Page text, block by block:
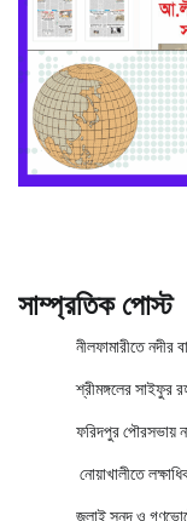
সাম্প্রতিক পোস্ট
নীলফামারীতে নদীর
শ্রীমঙ্গলের সাইফুর
ফরিদপুর পৌরসভায়
নোয়াখালীতে
জুলাই সনদ ও